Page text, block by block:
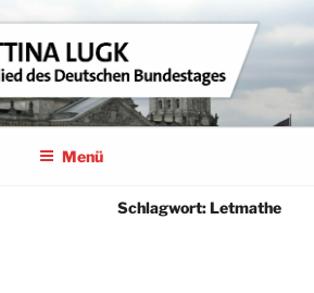
LUGK
BUNDESTAGES
Menü
Schlagwort:Letmathe